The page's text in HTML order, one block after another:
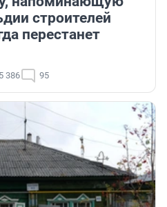
строителей
перестанет
386 95